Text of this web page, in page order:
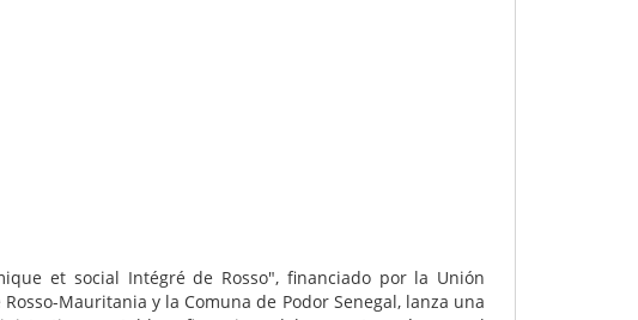
et social Intégré de Rosso", financiado por la Unión
Mauritania y la Comuna de Podor Senegal, lanza una